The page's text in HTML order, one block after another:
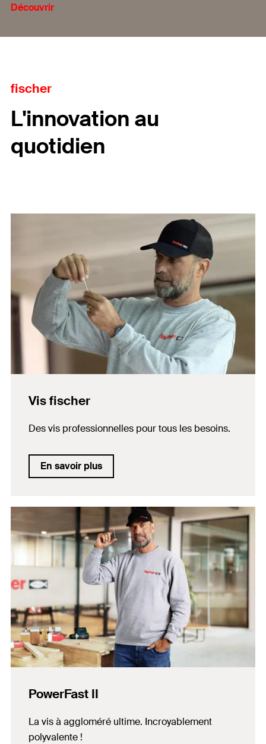
Découvrir
fischer
L'innovation au
quotidien
Vis fischer
Des vis professionnelles pour tous les besoins.
En savoir plus
PowerFast II
La vis à aggloméré ultime. Incroyablement
polyvalente !